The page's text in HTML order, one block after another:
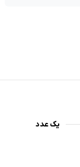
یک عدد